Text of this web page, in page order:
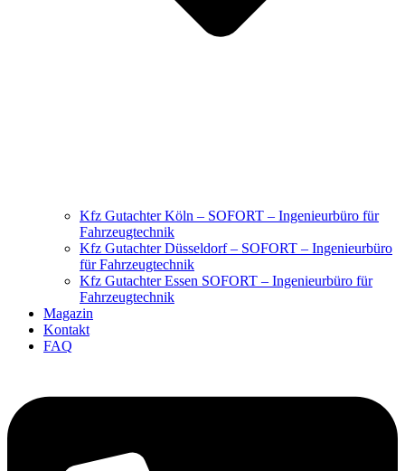
Kfz Gutachter Köln – SOFORT – Ingenieurbüro für
Fahrzeugtechnik
Kfz Gutachter Düsseldorf – SOFORT – Ingenieurbüro
für Fahrzeugtechnik
Kfz Gutachter Essen SOFORT – Ingenieurbüro für
Fahrzeugtechnik
Magazin
Kontakt
FAQ